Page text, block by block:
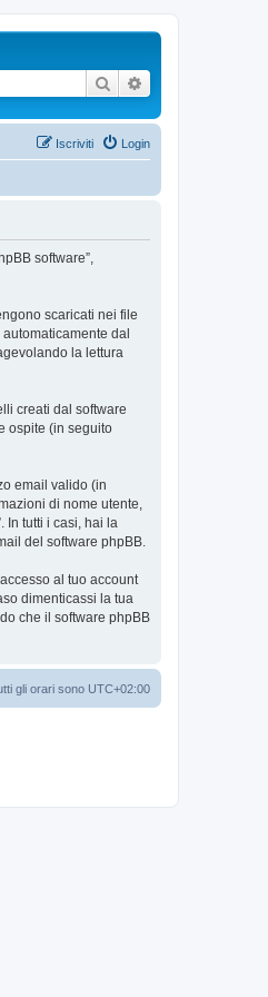
Cerca
Login
Iscriviti
software”,
scaricati nei file
dal
la lettura
creati dal software
ospite (in seguito
email valido (in
di nome utente,
In tutti i casi, hai la
del software phpBB.
al tuo account
dimenticassi la tua
che il software phpBB
gli orari sono UTC+02:00